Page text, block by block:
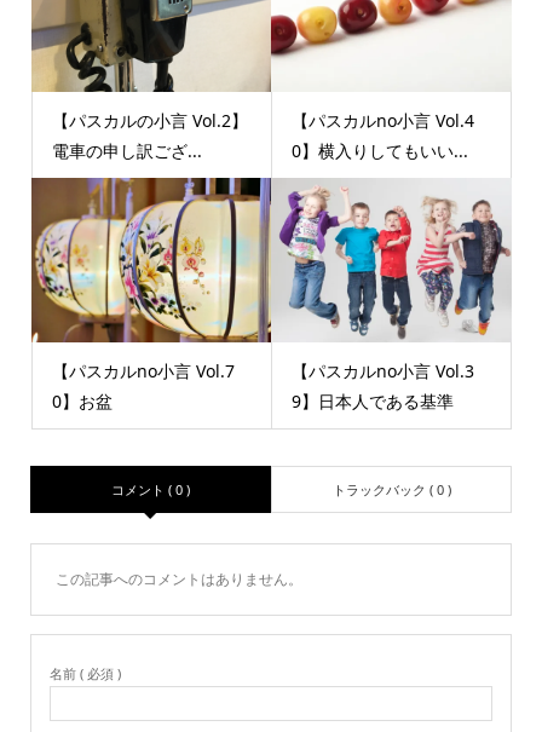
【パスカルの小言 Vol.2】
電車の申し訳ござ...
【パスカルno小言 Vol.4
0】横入りしてもいい...
【パスカルno小言 Vol.7
0】お盆
【パスカルno小言 Vol.3
9】日本人である基準
コメント ( 0 ) トラックバック ( 0 )
この記事へのコメントはありません。
名前 ( 必須 )